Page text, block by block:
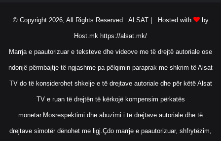
© Copyright 2026, All Rights Reserved ALSAT | Hosted with by
Host.mk https://alsat.mk/
Marrja e paautorizuar e teksteve dhe videove me të drejtë autoriale ose
ndonjë përmbajtje të ngjashme pa pëlqimin paraprak me shkrim të Alsat
TV do të konsiderohet shkelje e të drejtave autoriale dhe për këtë Alsat
TV e ruan të drejtën të kërkojë kompensim përkatës
monetar.Mosrespektimi dhe abuzimi i të drejtave autoriale dhe të
drejtave simotër dënohet me ligj.Çdo marrje e paautorizuar, shfrytëzim,